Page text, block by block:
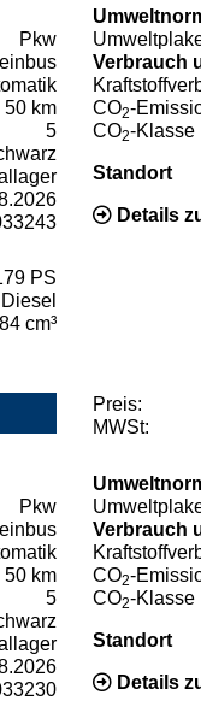
Pkw
50 km
5
PS
Diesel
cm³
Verbrauch
CO2-
CO2-Klasse
Standort
Details
Preis:
MWSt:
Pkw
50 km
5
Verbrauch
CO2-
CO2-Klasse
Standort
Details